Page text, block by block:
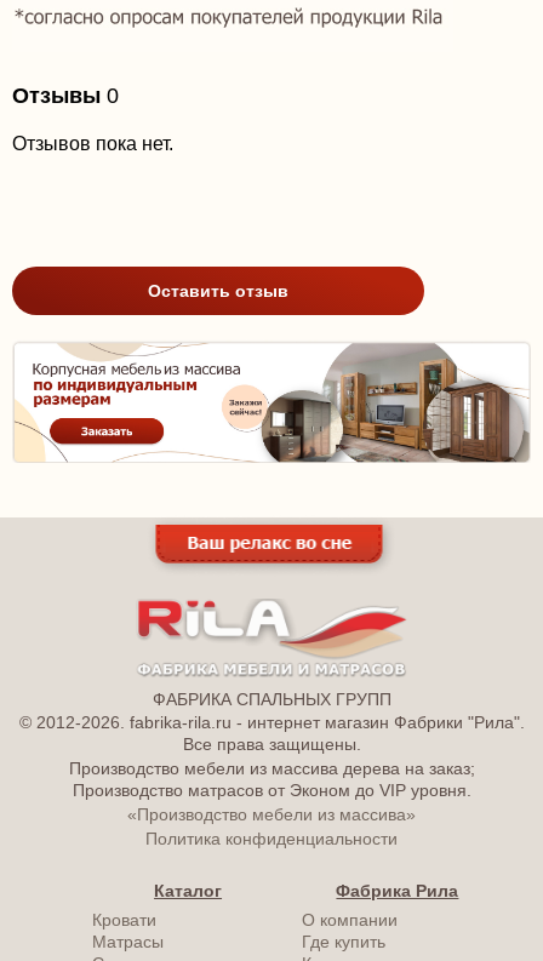
Отзывы 0
Отзывов пока нет.
Оставить отзыв
ФАБРИКА СПАЛЬНЫХ ГРУПП
© 2012-2026. fabrika-rila.ru - интернет магазин Фабрики "Рила".
Все права защищены.
Производство мебели из массива дерева на заказ;
Производство матрасов от Эконом до VIP уровня.
«Производство мебели из массива»
Политика конфиденциальности
Каталог
Кровати
Матрасы
Фабрика Рила
О компании
Где купить